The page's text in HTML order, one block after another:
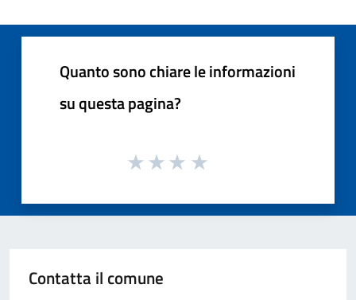
Quanto sono chiare le informazioni
su questa pagina?
Contatta il comune